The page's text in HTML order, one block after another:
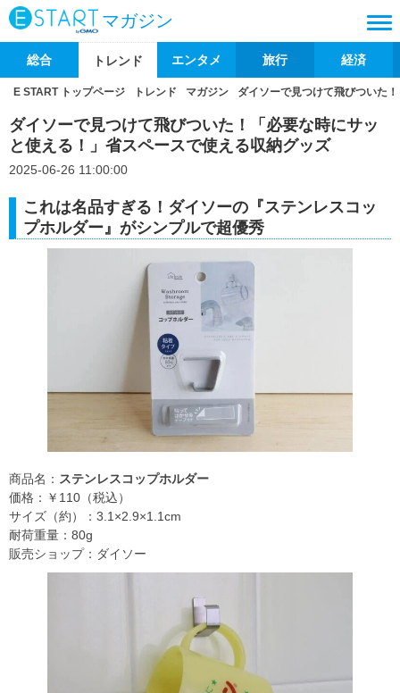
マガジン
総合 トレンド エンタメ 旅行 経済
E START トップページ トレンド マガジン ダイソーで見つけて飛びついた
ダイソーで見つけて飛びついた！「必要な時にサッ
と使える！」省スペースで使える収納グッズ
2025-06-26 11:00:00
これは名品すぎる！ダイソーの『ステンレスコッ
プホルダー』がシンプルで超優秀
商品名： ステンレスコップホルダー
価格：￥110（税込）
サイズ（約）：3.1×2.9×1.1cm
耐荷重量：80g
販売ショップ：ダイソー